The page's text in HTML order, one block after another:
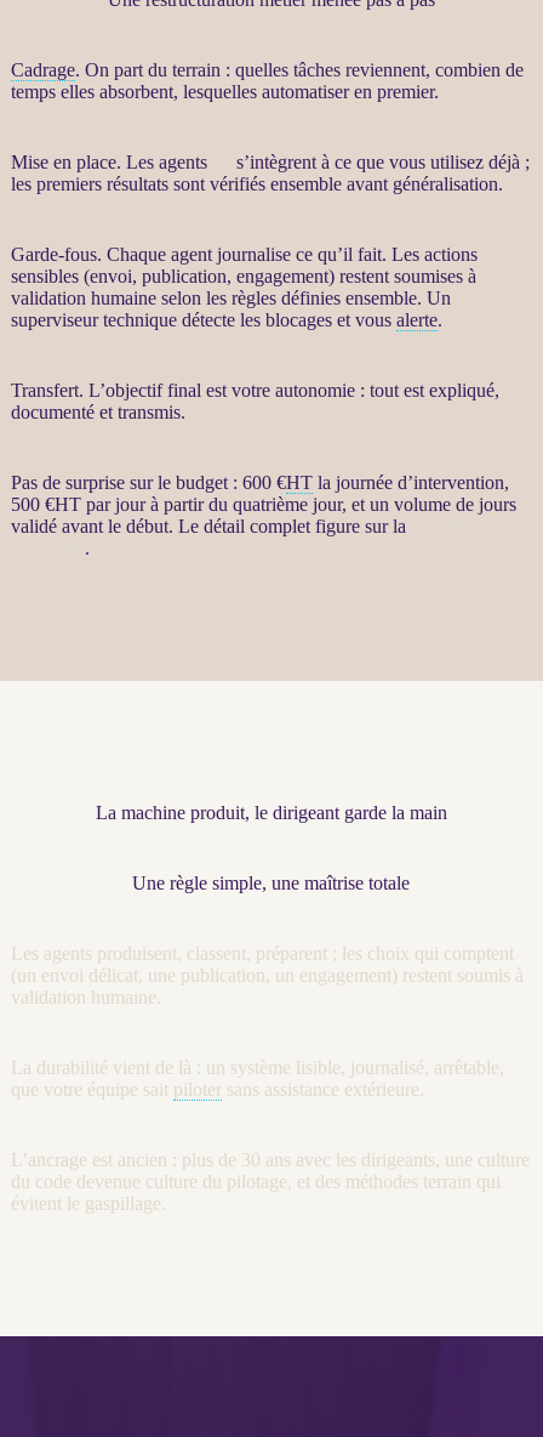
Cadrage. On part du terrain : quelles tâches reviennent, combien de
temps elles absorbent, lesquelles automatiseren premier.
Mise en place. Les agents
s’intègrent à ce que vous utilisez déjà ;
les premiers résultats sont vérifiés ensemble avant généralisation.
Garde-fous. Chaque agent journalisece qu’il fait. Les actions
sensibles (envoi, publication, engagement) restent soumises à
validation humaine selon les règles définies ensemble. Un
superviseur technique détecte les blocages et vous alerte.
Transfert. L’objectif final est votre autonomie : tout est expliqué,
documenté et transmis.
Pas de surprise sur le budget : 600 €HTla journée d’intervention,
500 €HTpar jour à partir du quatrième jour, et un volume de jours
validé avant le début. Le détail complet figure sur la
.
La machine produit, le dirigeant garde la main
Une règle simple, une maîtrise totale
Les agents produisent, classent, préparent ; les choix qui comptent
(un envoi délicat, une publication, un engagement) restent soumis à
validation humaine.
La durabilité vient de là : un système lisible, journalisé, arrêtable,
que votre équipe sait pilotersans assistance extérieure.
L’ancrage est ancien : plus de 30 ans avec les dirigeants, une culture
du code devenue culture du pilotage, et des méthodes terrain qui
évitent le gaspillage.